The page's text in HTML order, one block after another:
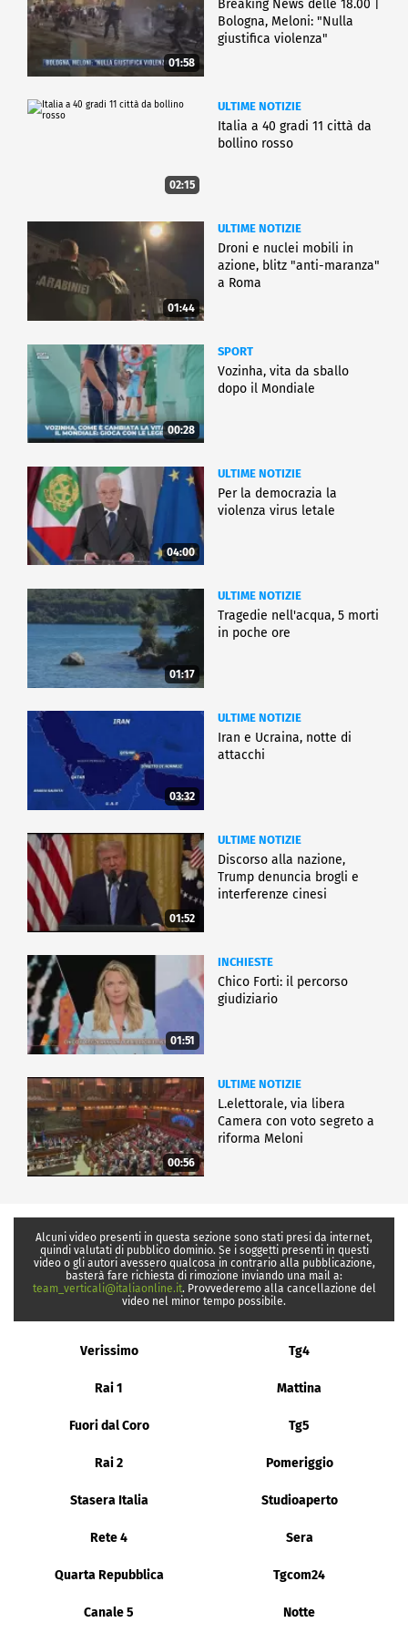
01:58
Breaking News delle 18.00 |
Bologna, Meloni: "Nulla
giustifica violenza"
02:15
ULTIME NOTIZIE
Italia a 40 gradi 11 città da
bollino rosso
01:44
ULTIME NOTIZIE
Droni e nuclei mobili in
azione, blitz "anti-maranza"
a Roma
00:28
SPORT
Vozinha, vita da sballo
dopo il Mondiale
04:00
ULTIME NOTIZIE
Per la democrazia la
violenza virus letale
01:17
ULTIME NOTIZIE
Tragedie nell'acqua, 5 morti
in poche ore
03:32
ULTIME NOTIZIE
Iran e Ucraina, notte di
attacchi
01:52
ULTIME NOTIZIE
Discorso alla nazione,
Trump denuncia brogli e
interferenze cinesi
01:51
INCHIESTE
Chico Forti: il percorso
giudiziario
00:56
ULTIME NOTIZIE
L.elettorale, via libera
Camera con voto segreto a
riforma Meloni
Alcuni video presenti in questa sezione sono stati presi da internet,
quindi valutati di pubblico dominio. Se i soggetti presenti in questi
video o gli autori avessero qualcosa in contrario alla pubblicazione,
basterà fare richiesta di rimozione inviando una mail a:
team_verticali@italiaonline.it. Provvederemo alla cancellazione del
video nel minor tempo possibile.
Verissimo Tg4
Rai 1 Mattina
Fuori dal Coro Tg5
Rai 2 Pomeriggio
Stasera Italia Studioaperto
Rete 4 Sera
Quarta Repubblica Tgcom24
Canale 5 Notte